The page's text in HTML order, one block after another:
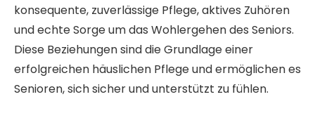
konsequente, zuverlässige Pflege, aktives Zuhören
und echte Sorge um das Wohlergehen des Seniors.
Diese Beziehungen sind die Grundlage einer
erfolgreichen häuslichen Pflege und ermöglichen es
Senioren, sich sicher und unterstützt zu fühlen.